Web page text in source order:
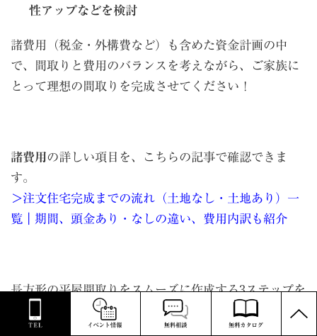
性アップなどを検討
諸費用（税金・外構費など）も含めた資金計画の中
で、間取りと費用のバランスを考えながら、ご家族に
とって理想の間取りを完成させてください！
諸費用の詳しい項目を、こちらの記事で確認できま
す。
＞注文住宅完成までの流れ（土地なし・土地あり）一
覧｜期間、頭金あり・なしの違い、費用内訳も紹介
長方形の平屋間取りをスムーズに作成する3ステップを
確認してきました。
TOP